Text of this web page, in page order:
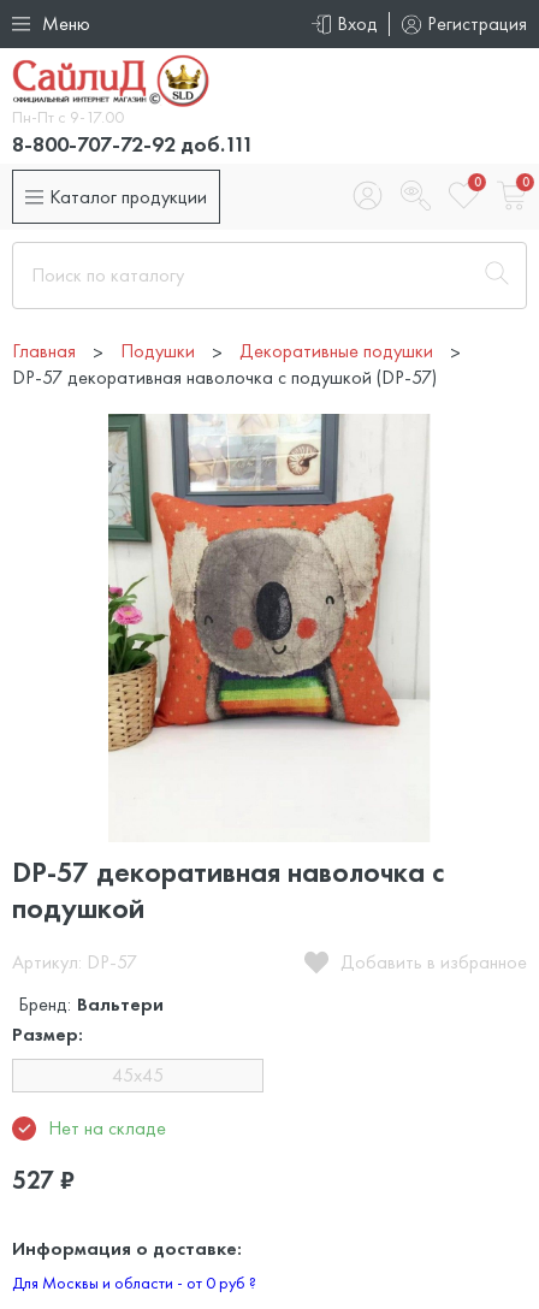
Меню Вход Регистрация
Пн-Пт с 9-17.00
8-800-707-72-92 доб.111
Каталог продукции
0 0
Главная Подушки
Декоративные подушки
DP-57 декоративная наволочка с подушкой (DP-57)
DP-57 декоративная наволочка с
подушкой
Артикул: DP-57
Добавить в избранное
Бренд: Вальтери
Размер:
45х45
Нет на складе
527₽
Информация о доставке:
Для Москвы и области - от 0 руб ?